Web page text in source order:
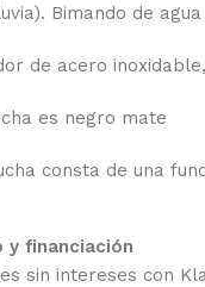
Bimando de
de acero
es negro mate
consta de una
y financiación
sin intereses con